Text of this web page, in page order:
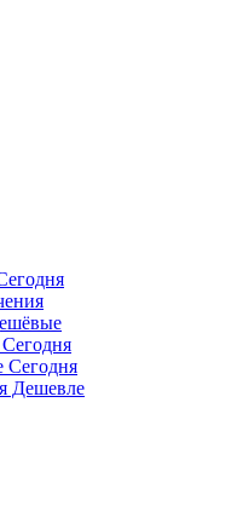
Сегодня
Дешевле